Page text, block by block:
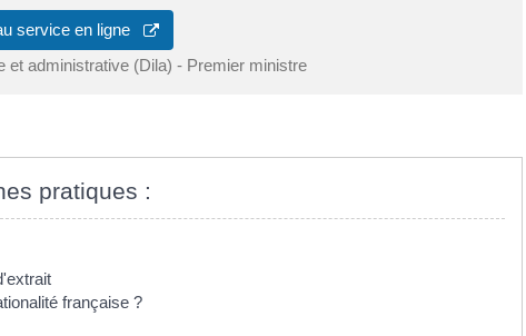
service en ligne
et administrative (Dila) - Premier ministre
pratiques :
française ?